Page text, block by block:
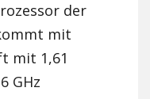
der
mit
mit 1,61
GHz